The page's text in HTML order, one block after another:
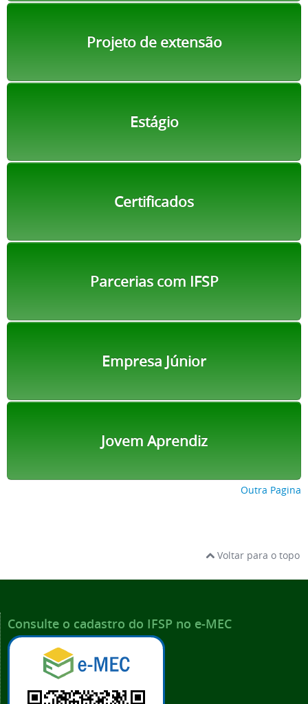
Projeto de extensão
Estágio
Certificados
Parcerias com IFSP
Empresa Júnior
Jovem Aprendiz
Outra Pagina
Voltar para o topo
Consulte o cadastro do IFSP no e-MEC